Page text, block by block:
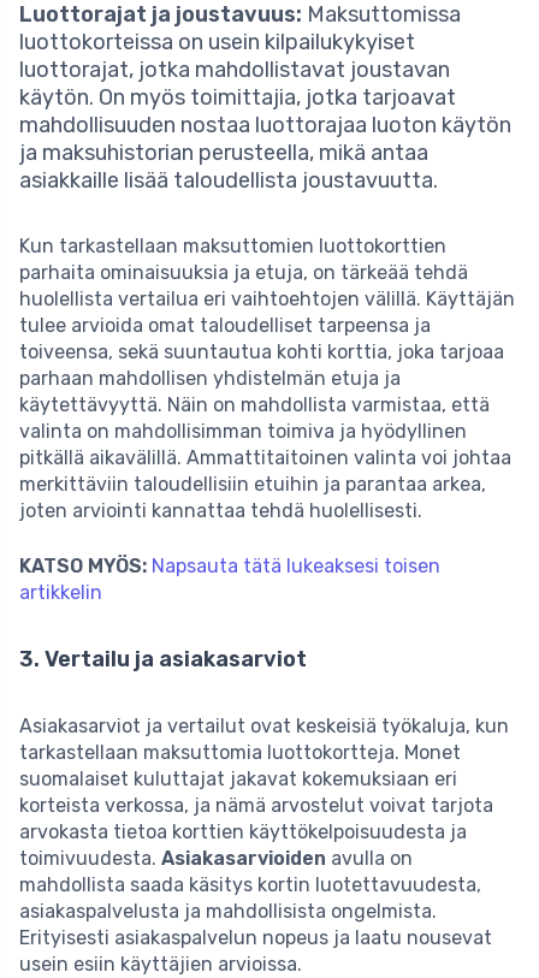
Luottorajat ja joustavuus: Maksuttomissa
luottokorteissa on usein kilpailukykyiset
luottorajat, jotka mahdollistavat joustavan
käytön. On myös toimittajia, jotka tarjoavat
mahdollisuuden nostaa luottorajaa luoton käytön
ja maksuhistorian perusteella, mikä antaa
asiakkaille lisää taloudellista joustavuutta.
Kun tarkastellaan maksuttomien luottokorttien
parhaita ominaisuuksia ja etuja, on tärkeää tehdä
huolellista vertailua eri vaihtoehtojen välillä. Käyttäjän
tulee arvioida omat taloudelliset tarpeensa ja
toiveensa, sekä suuntautua kohti korttia, joka tarjoaa
parhaan mahdollisen yhdistelmän etuja ja
käytettävyyttä. Näin on mahdollista varmistaa, että
valinta on mahdollisimman toimiva ja hyödyllinen
pitkällä aikavälillä. Ammattitaitoinen valinta voi johtaa
merkittäviin taloudellisiin etuihin ja parantaa arkea,
joten arviointi kannattaa tehdä huolellisesti.
KATSO MYÖS: Napsauta tätä lukeaksesi toisen
artikkelin
3. Vertailu ja asiakasarviot
Asiakasarviot ja vertailut ovat keskeisiä työkaluja, kun
tarkastellaan maksuttomia luottokortteja. Monet
suomalaiset kuluttajat jakavat kokemuksiaan eri
korteista verkossa, ja nämä arvostelut voivat tarjota
arvokasta tietoa korttien käyttökelpoisuudesta ja
toimivuudesta. Asiakasarvioiden avulla on
mahdollista saada käsitys kortin luotettavuudesta,
asiakaspalvelusta ja mahdollisista ongelmista.
Erityisesti asiakaspalvelun nopeus ja laatu nousevat
usein esiin käyttäjien arvioissa.